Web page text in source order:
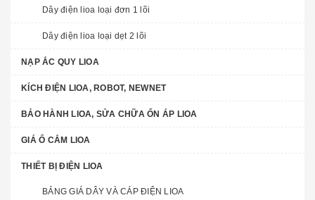
Dây điện lioa loại đơn 1 lõi
Dây điện lioa loại dẹt 2 lõi
NẠP ẮC QUY LIOA
KÍCH ĐIỆN LIOA, ROBOT, NEWNET
BẢO HÀNH LIOA, SỬA CHỮA ỔN ÁP LIOA
GIÁ Ổ CẮM LIOA
THIẾT BỊ ĐIỆN LIOA
BẢNG GIÁ DÂY VÀ CÁP ĐIỆN LIOA